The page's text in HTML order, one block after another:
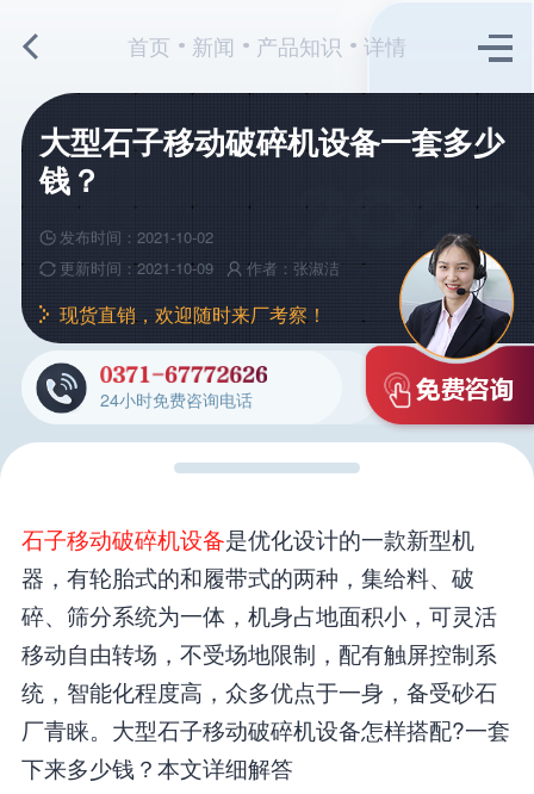
首页 新闻 产品知识 详情
大型石子移动破碎机设备一套多少
钱？
发布时间：2021-10-02
更新时间：2021-10-09
作者：张淑洁
现货直销，欢迎随时来厂考察！
24小时免费咨询电话
石子移动破碎机设备是优化设计的一款新型机
器，有轮胎式的和履带式的两种，集给料、破
碎、筛分系统为一体，机身占地面积小，可灵活
移动自由转场，不受场地限制，配有触屏控制系
统，智能化程度高，众多优点于一身，备受砂石
厂青睐。大型石子移动破碎机设备怎样搭配?一套
下来多少钱？本文详细解答